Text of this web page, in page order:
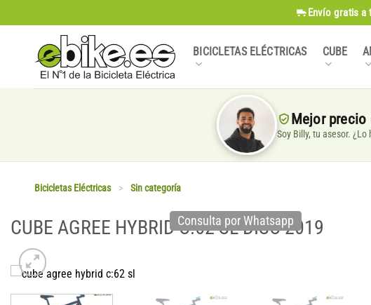
al
contenido
Envío gratis a
BICICLETAS ELÉCTRICAS CUBE
Mejor
Soy Billy, tu asesor.
Bicicletas Eléctricas > Sin categoría
CUBE AGREE HYBRID C:62 SL DISC 2019
Consulta por Whatsapp